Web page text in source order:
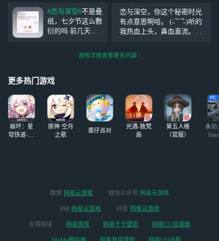
要浪费我多长时间？ ˚‧º·(˚
˃̣̣̥᷄⌓˂̣̣̥᷅ )‧º·˚今日
“愿我们灵魂相
契，永不背叛”˗ˋˏ
♡ ˎˊ˗ ＃秦彻梦女
#恋与深空#不是叠
纸，七夕节这么敷
衍的吗 前几天好
我一个玩了一个多
敷衍）
恋与深空，你这个秘密时光
有点意思啊哈。 (˵¯͒ ¯͒˵)听的
我热血上头，鼻血直流。我
游戏详情查看更多内容
更多热门游戏
崩坏：星
穹铁道-4.4
原神·空月
之歌
蛋仔派对
光遇-致梵
高
第五人格
（官服）
永劫
（
微博 网易云游戏 微信公众号 网易云游戏
B站 网易云游戏 抖音 网易云游戏
友情链接 网易游戏 网易千千壁纸 网易UU加速器